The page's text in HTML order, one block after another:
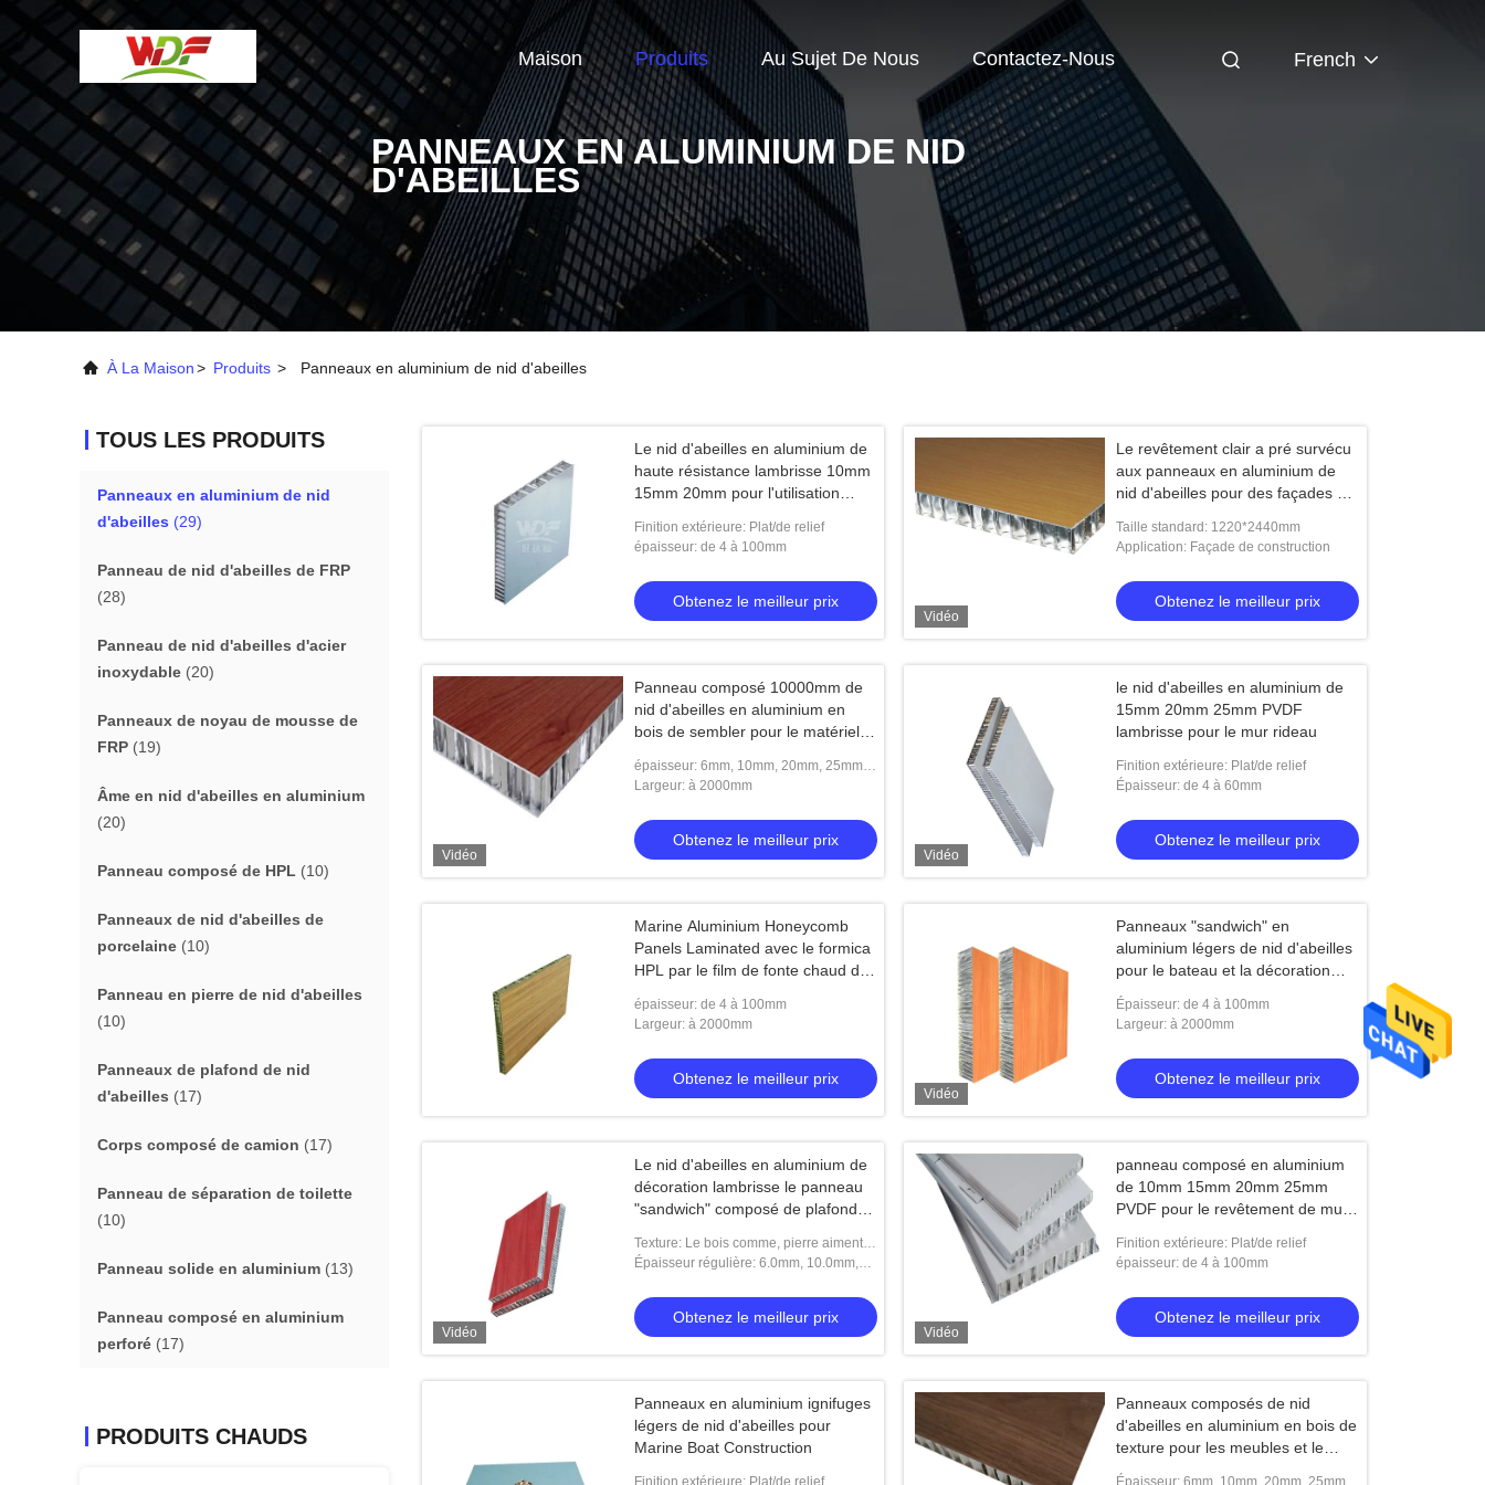
Maison Produits Au Sujet De Nous Contactez-Nous French
PANNEAUX EN ALUMINIUM DE NID
D'ABEILLES
À La Maison> Produits > Panneaux en aluminium de nid d'abeilles
TOUS LES PRODUITS
Panneaux en aluminium de nid
d'abeilles (29)
Panneau de nid d'abeilles de FRP
(28)
Panneau de nid d'abeilles d'acier
inoxydable (20)
Panneaux de noyau de mousse de
FRP (19)
Âme en nid d'abeilles en aluminium
(20)
Panneau composé de HPL (10)
Panneaux de nid d'abeilles de
porcelaine (10)
Panneau en pierre de nid d'abeilles
(10)
Panneaux de plafond de nid
d'abeilles (17)
Corps composé de camion (17)
Panneau de séparation de toilette
(10)
Panneau solide en aluminium (13)
Panneau composé en aluminium
perforé (17)
PRODUITS CHAUDS
Le nid d'abeilles en aluminium de
haute résistance lambrisse 10mm
15mm 20mm pour l'utilisation
Finition extérieure: Plat/de relief
épaisseur: de 4 à 100mm
Obtenez le meilleur prix
Vidéo
Le revêtement clair a pré survécu
aux panneaux en aluminium de
nid d'abeilles pour des façades et
Taille standard: 1220*2440mm
Application: Façade de construction
Obtenez le meilleur prix
Vidéo
Panneau composé 10000mm de
nid d'abeilles en aluminium en
bois de sembler pour le matériel
épaisseur: 6mm, 10mm, 20mm, 25mm,
30mm ou adapté aux besoins du client
Largeur: à 2000mm
Obtenez le meilleur prix
Vidéo
le nid d'abeilles en aluminium de
15mm 20mm 25mm PVDF
lambrisse pour le mur rideau
Finition extérieure: Plat/de relief
Épaisseur: de 4 à 60mm
Obtenez le meilleur prix
Marine Aluminium Honeycomb
Panels Laminated avec le formica
HPL par le film de fonte chaud de
épaisseur: de 4 à 100mm
Largeur: à 2000mm
Obtenez le meilleur prix
Vidéo
Panneaux "sandwich" en
aluminium légers de nid d'abeilles
pour le bateau et la décoration
d'expédition
Épaisseur: de 4 à 100mm
Largeur: à 2000mm
Obtenez le meilleur prix
Vidéo
Le nid d'abeilles en aluminium de
décoration lambrisse le panneau
"sandwich" composé de plafond
Texture: Le bois comme, pierre aiment,
lisse, rugueux
Épaisseur régulière: 6.0mm, 10.0mm,
Obtenez le meilleur prix
Vidéo
panneau composé en aluminium
de 10mm 15mm 20mm 25mm
PVDF pour le revêtement de mur
Finition extérieure: Plat/de relief
épaisseur: de 4 à 100mm
Obtenez le meilleur prix
Panneaux en aluminium ignifuges
légers de nid d'abeilles pour
Marine Boat Construction
Finition extérieure: Plat/de relief
Panneaux composés de nid
d'abeilles en aluminium en bois de
texture pour les meubles et le
Cabinet
Épaisseur: 6mm, 10mm, 20mm, 25mm,